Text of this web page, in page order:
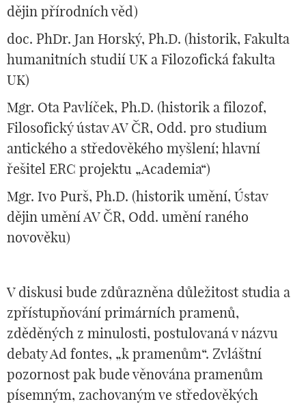
dějin přírodních věd)
doc. PhDr. Jan Horský, Ph.D. (historik, Fakulta
humanitních studií UK a Filozofická fakulta
UK)
Mgr. Ota Pavlíček, Ph.D. (historik a filozof,
Filosofický ústav AV ČR, Odd. pro studium
antického a středověkého myšlení; hlavní
řešitel ERC projektu „Academia“)
Mgr. Ivo Purš, Ph.D. (historik umění, Ústav
dějin umění AV ČR, Odd. umění raného
novověku)
V diskusi bude zdůrazněna důležitost studia a
zpřístupňování primárních pramenů,
zděděných z minulosti, postulovaná v názvu
debaty Ad fontes, „k pramenům“. Zvláštní
pozornost pak bude věnována pramenům
písemným, zachovaným ve středověkých